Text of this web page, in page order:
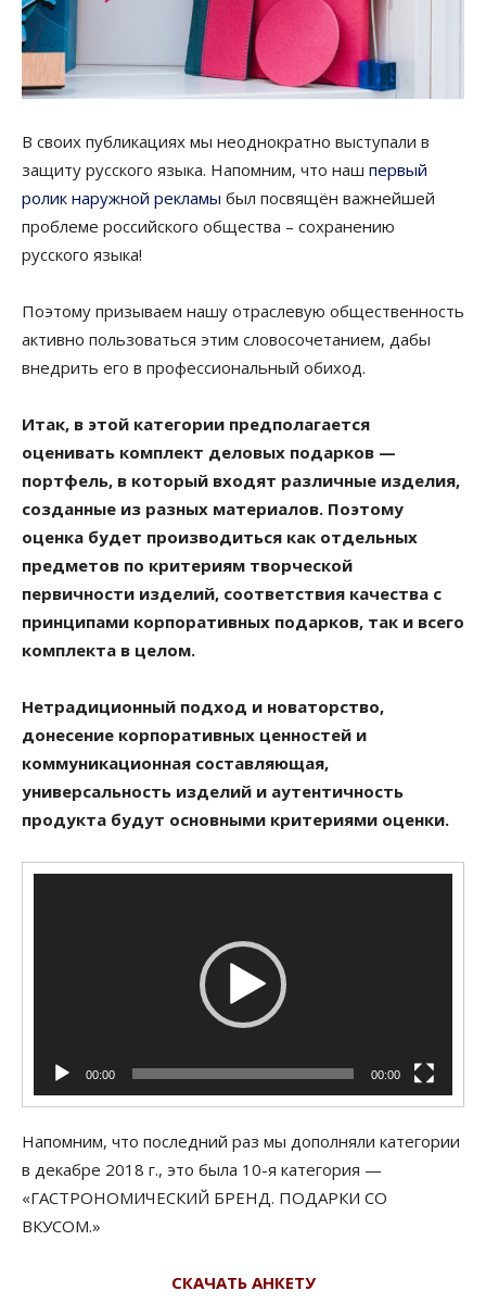
В своих публикациях мы неоднократно выступали в
защиту русского языка. Напомним, что наш первый
ролик наружной рекламы был посвящён важнейшей
проблеме российского общества – сохранению
русского языка!
Поэтому призываем нашу отраслевую общественность
активно пользоваться этим словосочетанием, дабы
внедрить его в профессиональный обиход.
Итак, в этой категории предполагается
оценивать комплект деловых подарков —
портфель, в который входят различные изделия,
созданные из разных материалов. Поэтому
оценка будет производиться как отдельных
предметов по критериям творческой
первичности изделий, соответствия качества с
принципами корпоративных подарков, так и всего
комплекта в целом.
Нетрадиционный подход и новаторство,
донесение корпоративных ценностей и
коммуникационная составляющая,
универсальность изделий и аутентичность
продукта будут основными критериями оценки.
00:00 00:00
Напомним, что последний раз мы дополняли категории
в декабре 2018 г., это была 10-я категория —
«ГАСТРОНОМИЧЕСКИЙ БРЕНД. ПОДАРКИ СО
ВКУСОМ.»
СКАЧАТЬ АНКЕТУ